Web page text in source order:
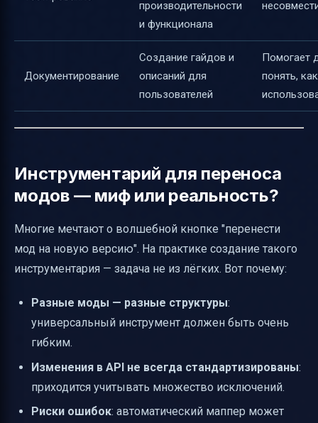
производительности
и функционала
Документирование
Создание гайдов и
описаний для
пользователей
Помогает
понять, как
Инструментарий для переноса
модов — миф или реальность?
Многие мечтают о волшебной кнопке "перенести
мод на новую версию". На практике создание такого
инструментария — задача не из лёгких. Вот почему:
Разные моды — разные структуры:
универсальный инструмент должен быть очень
гибким.
Изменения в API не всегда стандартизированы:
приходится учитывать множество исключений.
Риски ошибок: автоматический маппер может